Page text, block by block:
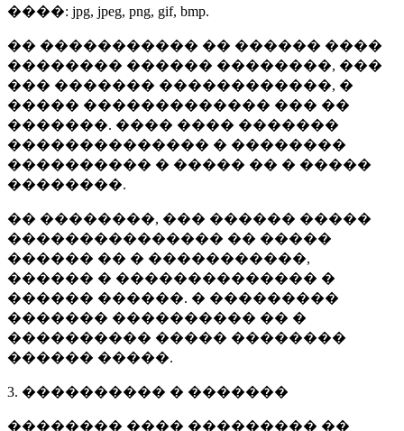
����: jpg, jpeg, png, gif, bmp.
�� ����������� �� ������ ����
�������� ������ ��������, ���
��� ������� ������������, �
����� ������������� ��� ��
�������. ���� ���� �������
�������������� � ��������
���������� � ����� �� � �����
��������.
�� ��������, ��� ������ �����
��������������� �� �����
������ �� � �����������,
������ � �������������� �
������ ������. � ���������
������� ���������� �� �
���������� ����� ��������
������ �����.
3. ���������� � �������
�������� ���� ��������� ��